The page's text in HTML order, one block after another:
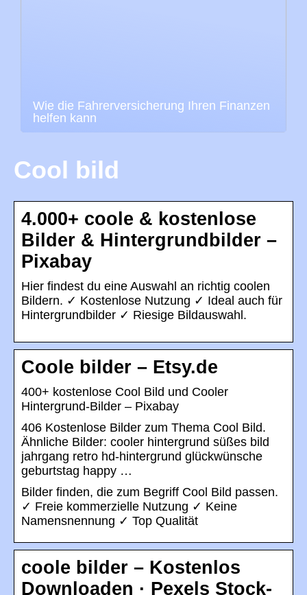
Wie die Fahrerversicherung Ihren Finanzen
helfen kann
Cool bild
4.000+ coole & kostenlose
Bilder & Hintergrundbilder –
Pixabay
Hier findest du eine Auswahl an richtig coolen
Bildern. ✓ Kostenlose Nutzung ✓ Ideal auch für
Hintergrundbilder ✓ Riesige Bildauswahl.
Coole bilder – Etsy.de
400+ kostenlose Cool Bild und Cooler
Hintergrund-Bilder – Pixabay
406 Kostenlose Bilder zum Thema Cool Bild.
Ähnliche Bilder: cooler hintergrund süßes bild
jahrgang retro hd-hintergrund glückwünsche
geburtstag happy …
Bilder finden, die zum Begriff Cool Bild passen.
✓ Freie kommerzielle Nutzung ✓ Keine
Namensnennung ✓ Top Qualität
coole bilder – Kostenlos
Downloaden · Pexels Stock-